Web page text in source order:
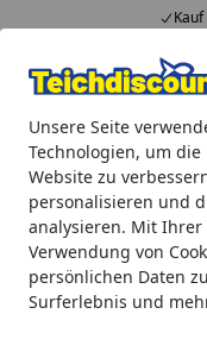
Unsere Seite
Technologien, um
Website zu
personalisieren und
analysieren. Mit
Verwendung von
persönlichen Daten
Surferlebnis und
Kauf
Alle Produkte
Mein Konto
Suchen
Startseite
Ubbink Edelstahl
Ubbink
Brisbane 30